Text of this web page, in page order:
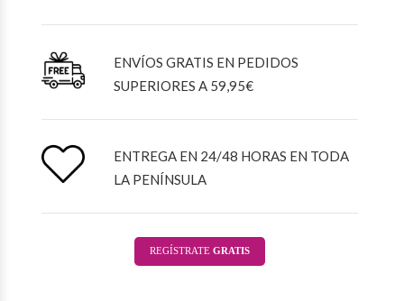
ENVÍOS GRATIS EN PEDIDOS
SUPERIORES A 59,95€
ENTREGA EN 24/48 HORAS EN TODA
LA PENÍNSULA
REGÍSTRATEGRATIS